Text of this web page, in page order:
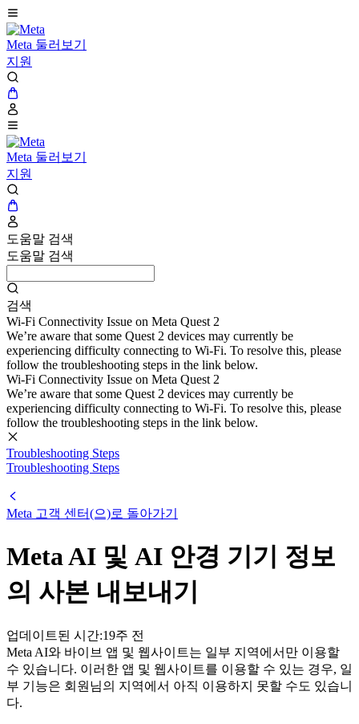
Meta 둘러보기
지원
Meta 둘러보기
지원
도움말 검색
도움말 검색
검색
Wi-Fi Connectivity Issue on Meta Quest 2
We’re aware that some Quest 2 devices may currently be
experiencing difficulty connecting to Wi-Fi. To resolve this, please
follow the troubleshooting steps in the link below.
Wi-Fi Connectivity Issue on Meta Quest 2
We’re aware that some Quest 2 devices may currently be
experiencing difficulty connecting to Wi-Fi. To resolve this, please
follow the troubleshooting steps in the link below.
Troubleshooting Steps
Troubleshooting Steps
Meta 고객 센터(으)로 돌아가기
Meta AI 및 AI 안경 기기 정보
의 사본 내보내기
업데이트된 시간:19주 전
Meta AI와 바이브 앱 및 웹사이트는 일부 지역에서만 이용할
수 있습니다. 이러한 앱 및 웹사이트를 이용할 수 있는 경우, 일
부 기능은 회원님의 지역에서 아직 이용하지 못할 수도 있습니
다.